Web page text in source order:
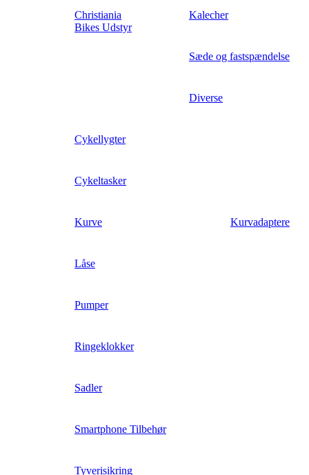
Christiania
Bikes Udstyr
Kalecher
Sæde og fastspændelse
Diverse
Cykellygter
Cykeltasker
Kurve Kurvadaptere
Låse
Pumper
Ringeklokker
Sadler
Smartphone Tilbehør
Tyverisikring